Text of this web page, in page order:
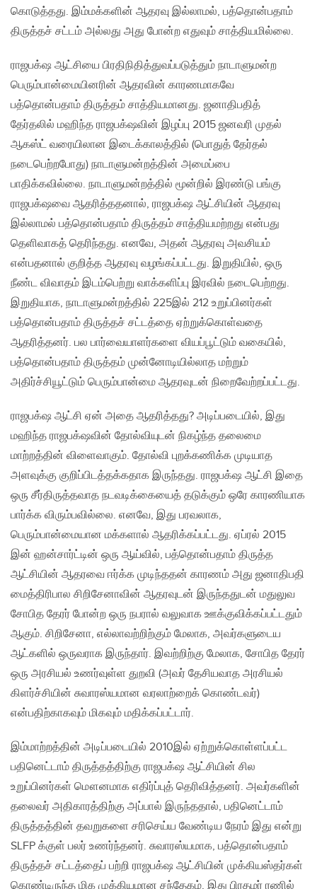
கொடுத்தது. இம்மக்களின் ஆதரவு இல்லாமல், பத்தொன்பதாம்
திருத்தச் சட்டம் அல்லது அது போன்ற எதுவும் சாத்தியமில்லை.
ராஜபக்‌ஷ ஆட்சியை பிரதிநிதித்துவப்படுத்தும் நாடாளுமன்ற
பெரும்பான்மையினரின் ஆதரவின் காரணமாகவே
பத்தொன்பதாம் திருத்தம் சாத்தியமானது. ஜனாதிபதித்
தேர்தலில் மஹிந்த ராஜபக்‌ஷவின் இழப்பு 2015 ஜனவரி முதல்
ஆகஸ்ட் வரையிலான இடைக்காலத்தில் (பொதுத் தேர்தல்
நடைபெற்றபோது) நாடாளுமன்றத்தின் அமைப்பை
பாதிக்கவில்லை. நாடாளுமன்றத்தில் மூன்றில் இரண்டு பங்கு
ராஜபக்‌ஷவை ஆதரித்ததனால், ராஜபக்‌ஷ ஆட்சியின் ஆதரவு
இல்லாமல் பத்தொன்பதாம் திருத்தம் சாத்தியமற்றது என்பது
தெளிவாகத் தெரிந்தது. எனவே, அதன் ஆதரவு அவசியம்
என்பதனால் குறித்த ஆதரவு வழங்கப்பட்டது. இறுதியில், ஒரு
நீண்ட விவாதம் இடம்பெற்று வாக்களிப்பு இரவில் நடைபெற்றது.
இறுதியாக, நாடாளுமன்றத்தில் 225இல் 212 உறுப்பினர்கள்
பத்தொன்பதாம் திருத்தச் சட்டத்தை ஏற்றுக்கொள்வதை
ஆதரித்தனர். பல பார்வையாளர்களை வியப்பூட்டும் வகையில்,
பத்தொன்பதாம் திருத்தம் முன்னோடியில்லாத மற்றும்
அதிர்ச்சியூட்டும் பெரும்பான்மை ஆதரவுடன் நிறைவேற்றப்பட்டது.
ராஜபக்‌ஷ ஆட்சி ஏன் அதை ஆதரித்தது? அடிப்படையில், இது
மஹிந்த ராஜபக்‌ஷவின் தோல்வியுடன் நிகழ்ந்த தலைமை
மாற்றத்தின் விளைவாகும். தோல்வி புறக்கணிக்க முடியாத
அளவுக்கு குறிப்பிடத்தக்கதாக இருந்தது. ராஜபக்‌ஷ ஆட்சி இதை
ஒரு சீர்திருத்தவாத நடவடிக்கையைத் தடுக்கும் ஒரே காரணியாக
பார்க்க விரும்பவில்லை. எனவே, இது பரவலாக,
பெரும்பான்மையான மக்களால் ஆதரிக்கப்பட்டது. ஏப்ரல் 2015
இன் ஹன்சார்ட்டின் ஒரு ஆய்வில், பத்தொன்பதாம் திருத்த
ஆட்சியின் ஆதரவை ஈர்க்க முடிந்ததன் காரணம் அது ஜனாதிபதி
மைத்திரிபால சிறிசேனாவின் ஆதரவுடன் இருந்ததுடன் மதுலுவ
சோபித தேரர் போன்ற ஒரு நபரால் வலுவாக ஊக்குவிக்கப்பட்டதும்
ஆகும். சிறிசேனா, எல்லாவற்றிற்கும் மேலாக, அவர்களுடைய
ஆட்களில் ஒருவராக இருந்தார். இவற்றிற்கு மேலாக, சோபித தேரர்
ஒரு அரசியல் உணர்வுள்ள துறவி (அவர் தேசியவாத அரசியல்
கிளர்ச்சியின் சுவாரஸ்யமான வரலாற்றைக் கொண்டவர்)
என்பதிற்காகவும் மிகவும் மதிக்கப்பட்டார்.
இம்மாற்றத்தின் அடிப்படையில் 2010இல் ஏற்றுக்கொள்ளப்பட்ட
பதினெட்டாம் திருத்தத்திற்கு ராஜபக்‌ஷ ஆட்சியின் சில
உறுப்பினர்கள் மௌனமாக எதிர்ப்புத் தெரிவித்தனர். அவர்களின்
தலைவர் அதிகாரத்திற்கு அப்பால் இருந்ததால், பதினெட்டாம்
திருத்தத்தின் தவறுகளை சரிசெய்ய வேண்டிய நேரம் இது என்று
SLFP க்குள் பலர் உணர்ந்தனர். சுவாரஸ்யமாக, பத்தொன்பதாம்
திருத்தச் சட்டத்தைப் பற்றி ராஜபக்‌ஷ ஆட்சியின் முக்கியஸ்தர்கள்
கொண்டிருந்த மிக முக்கியமான சந்தேகம், இது பிரதமர் ரணில்